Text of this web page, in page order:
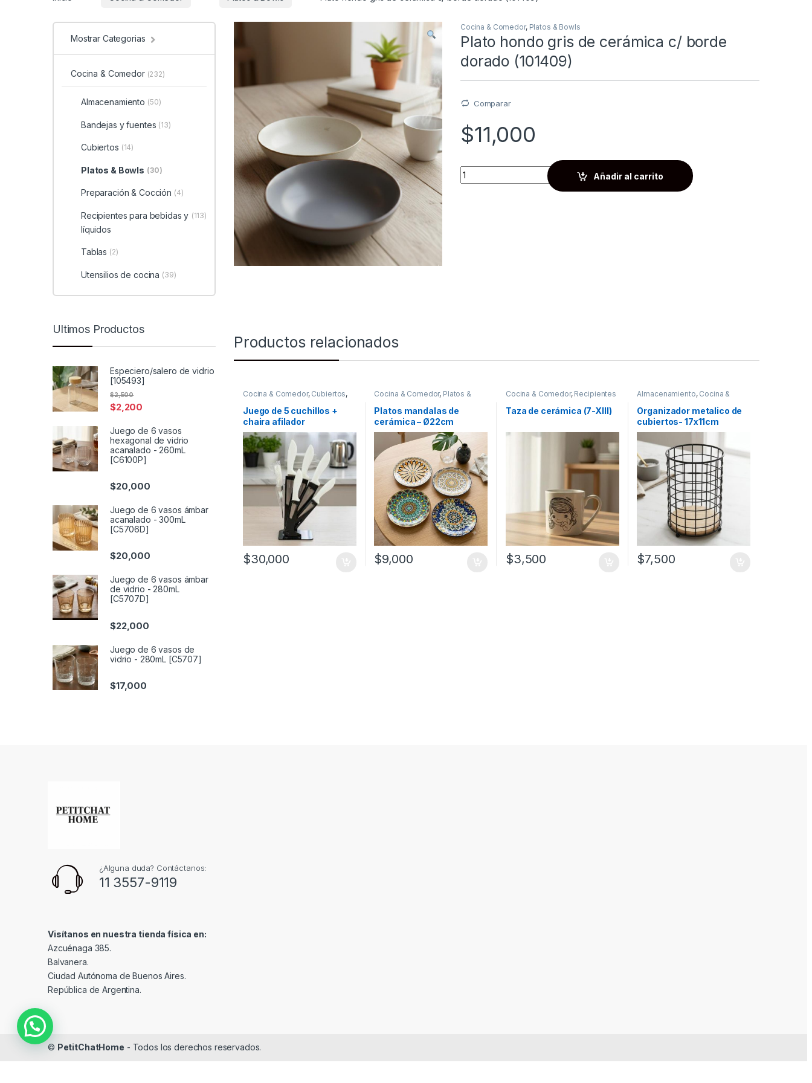
Cocina & Comedor, Platos & Bowls
Plato hondo gris de cerámica c/ borde
dorado (101409)
Comparar
$11,000
Quantity
Añadir al carrito
Productos relacionados
Cocina & Comedor, Cubiertos,
Juego de 5 cuchillos +
chaira afilador
$30,000
Cocina & Comedor, Platos &
Platos mandalas de
cerámica – Ø22cm
[101156]
$9,000
Cocina & Comedor, Recipientes
para bebidas y líquidos
,Tazas
Taza de cerámica (7-XIII)
$3,500
Almacenamiento, Cocina &
Organizador metalico de
cubiertos- 17x11cm
(50476)
$7,500
Mostrar Categorias
Cocina & Comedor (232)
Almacenamiento (50)
Bandejas y fuentes (13)
Cubiertos (14)
Platos & Bowls (30)
Preparación & Cocción (4)
Recipientes para bebidas y
líquidos
(113)
Tablas (2)
Utensilios de cocina (39)
Ultimos Productos
Especiero/salero de vidrio
[105493]
$2,200
$2,500
Juego de 6 vasos
hexagonal de vidrio
acanalado - 260mL
[C6100P]
$20,000
Juego de 6 vasos ámbar
acanalado - 300mL
[C5706D]
$20,000
Juego de 6 vasos ámbar
de vidrio - 280mL
[C5707D]
$22,000
Juego de 6 vasos de
vidrio - 280mL [C5707]
$17,000
¿Alguna duda? Contáctanos:
11 3557-9119
Visítanos en nuestra tienda física en:
Azcuénaga 385.
Balvanera.
Ciudad Autónoma de Buenos Aires.
República de Argentina.
© PetitChatHome - Todos los derechos reservados.